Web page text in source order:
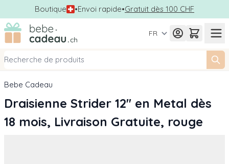
Boutique •Envoi rapide•Gratuit dès 100 CHF
Allez au contenu
FR
Bebe Cadeau
Draisienne Strider 12'' en Metal dès
18 mois, Livraison Gratuite, rouge